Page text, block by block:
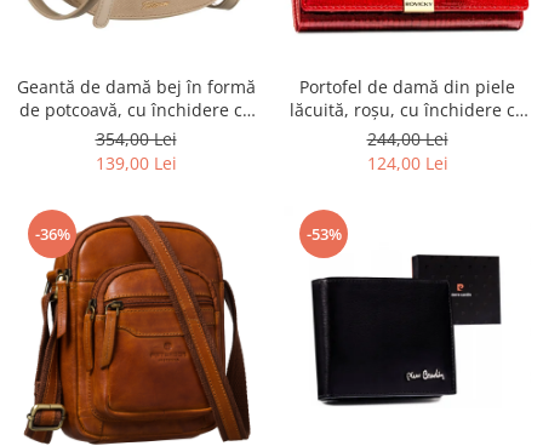
Geantă de damă bej în formă
de potcoavă, cu închidere cu
clip magnetic - Peterson PTR-
PTN PIWONIA BEIGE
354,00 Lei
139,00 Lei
Portofel de damă din piele
lăcuită, roșu, cu închidere cu
capsă - Rovicky PTR-RH-22-1-
RS RED
244,00 Lei
124,00 Lei
-36% -53%